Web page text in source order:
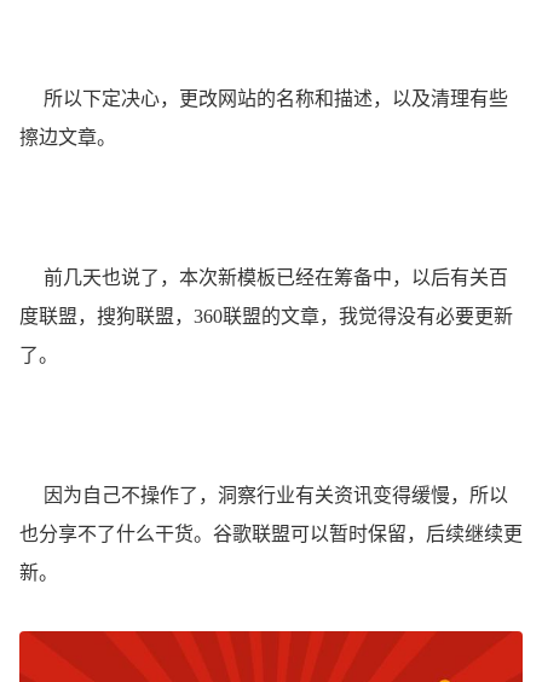
所以下定决心，更改网站的名称和描述，以及清理有些
擦边文章。
前几天也说了，本次新模板已经在筹备中，以后有关百
度联盟，搜狗联盟，360联盟的文章，我觉得没有必要更新
了。
因为自己不操作了，洞察行业有关资讯变得缓慢，所以
也分享不了什么干货。谷歌联盟可以暂时保留，后续继续更
新。